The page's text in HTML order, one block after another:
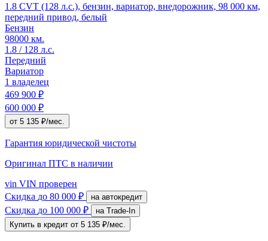
1.8 CVT (128 л.с.), бензин, вариатор, внедорожник, 98 000 км,
передний привод, белый
Бензин
98000 км.
1.8 / 128 л.с.
Передний
Вариатор
1 владелец
469 900 ₽
600 000 ₽
от 5 135 ₽/мес.
Гарантия юридической чистоты
Оригинал ПТС в наличии
vin VIN проверен
Скидка до 80 000 ₽ на автокредит
Скидка до 100 000 ₽
на Trade-In
Купить в кредит от 5 135 ₽/мес.